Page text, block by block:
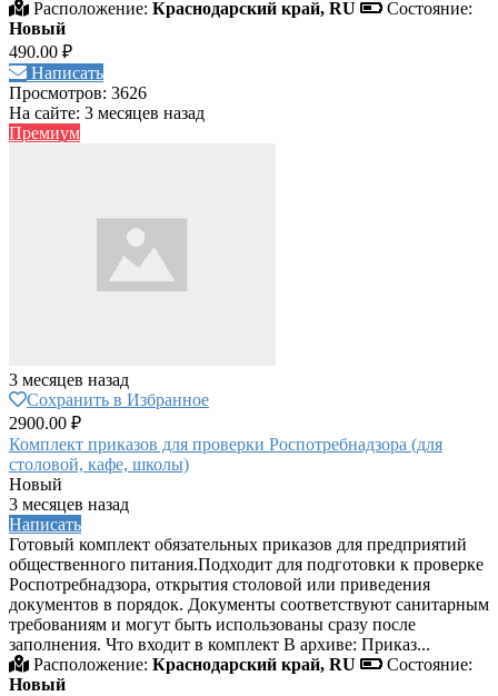
Расположение: Краснодарский край, RU
Состояние:
Новый
490.00 ₽
Написать
Просмотров: 3626
На сайте: 3 месяцев назад
Премиум
3 месяцев назад
Сохранить в Избранное
2900.00 ₽
Комплект приказов для проверки Роспотребнадзора (для
столовой, кафе, школы)
Новый
3 месяцев назад
Написать
Готовый комплект обязательных приказов для предприятий
общественного питания.Подходит для подготовки к проверке
Роспотребнадзора, открытия столовой или приведения
документов в порядок. Документы соответствуют санитарным
требованиям и могут быть использованы сразу после
заполнения. Что входит в комплект В архиве: Приказ...
Расположение: Краснодарский край, RU
Состояние:
Новый